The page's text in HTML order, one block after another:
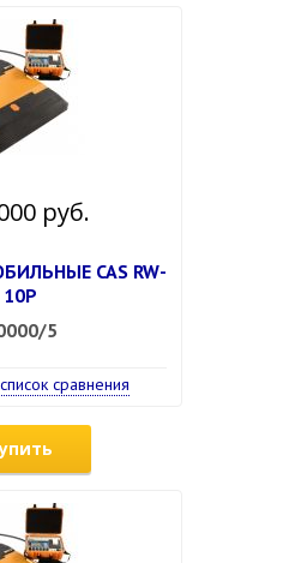
руб.
CAS RW-
10P
5
сравнения